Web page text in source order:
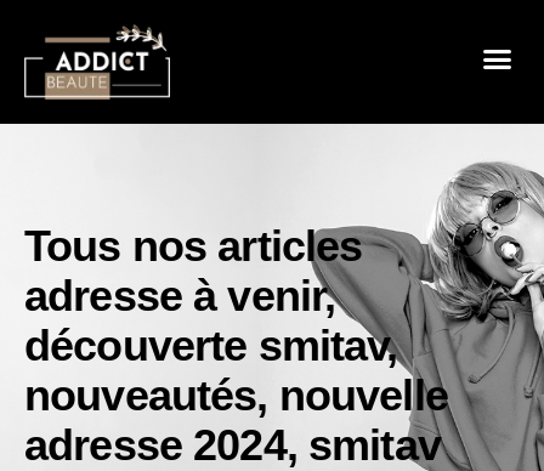
Tous nos articles
adresse à venir,
découverte smitav,
nouveautés, nouvelle
adresse 2024, smitav